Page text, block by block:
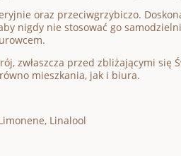
oraz przeciwgrzybiczo.
nigdy nie stosować go
zwłaszcza przed zbliżającymi się
mieszkania, jak i biura.
Linalool